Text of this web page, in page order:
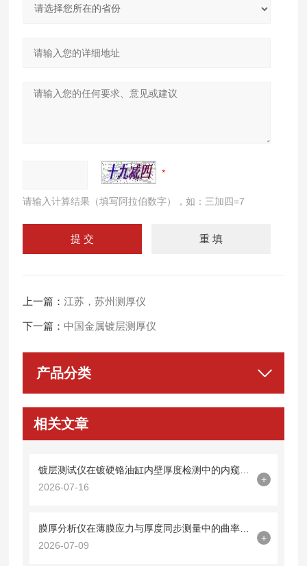
请输入计算结果（填写阿拉伯数字），如：三加四=7
上一篇：江苏，苏州测厚仪
下一篇：中国金属镀层测厚仪
产品分类
相关文章
2026-07-16
+
2026-07-09
+